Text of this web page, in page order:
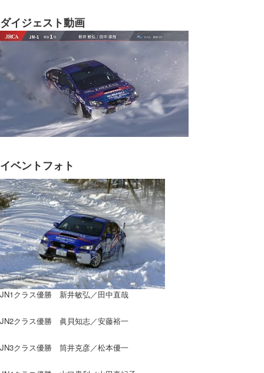
ダイジェスト動画
イベントフォト
JN1クラス優勝 新井敏弘／田中直哉
JN2クラス優勝 眞貝知志／安藤裕一
JN3クラス優勝 筒井克彦／松本優一